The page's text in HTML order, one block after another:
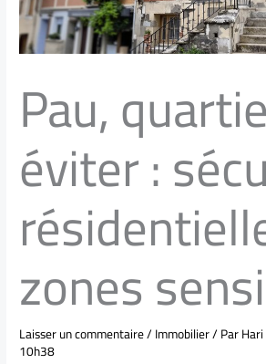
Pau,
éviter :
zones
Laisser un commentaire/Immobilier/ ParHari
10h38